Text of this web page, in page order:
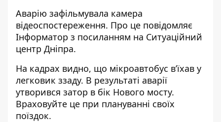
Аварію зафільмувала камера
відеоспостереження. Про це повідомляє
Інформатор з посиланням на Ситуаційний
центр Дніпра.
На кадрах видно, що мікроавтобус в’їхав у
легковик ззаду. В результаті аварії
утворився затор в бік Нового мосту.
Враховуйте це при плануванні своїх
поїздок.